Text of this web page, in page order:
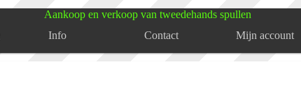
Aankoop en verkoop van tweedehands spullen
Info Contact Mijn account